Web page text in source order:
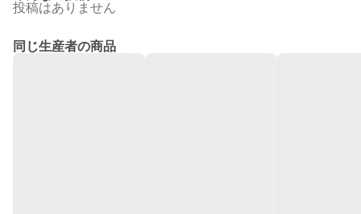
投稿はありません
同じ生産者の商品